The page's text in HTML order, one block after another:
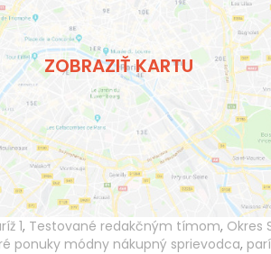
ZOBRAZIŤ KARTU
1, Testované redakčným tímom, Okres
ponuky módny nákupný sprievodca,